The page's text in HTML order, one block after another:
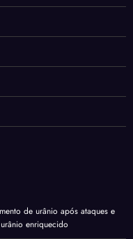
de urânio após ataques e
enriquecido